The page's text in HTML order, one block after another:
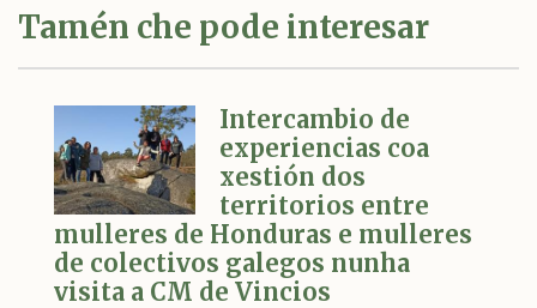
Tamén che pode interesar
Intercambio de
experiencias coa
xestión dos
territorios entre
mulleres de Honduras e mulleres
de colectivos galegos nunha
visita a CM de Vincios